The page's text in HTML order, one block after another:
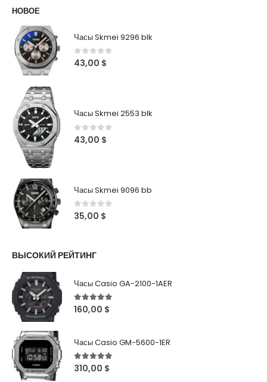
НОВОЕ
Часы Skmei 9296 blk
0 out of 5
43,00 $
Часы Skmei 2553 blk
0 out of 5
43,00 $
Часы Skmei 9096 bb
0out of 5
35,00 $
ВЫСОКИЙ РЕЙТИНГ
Часы Casio GA-2100-1AER
5out of 5
160,00 $
Часы Casio GM-5600-1ER
5out of 5
310,00 $